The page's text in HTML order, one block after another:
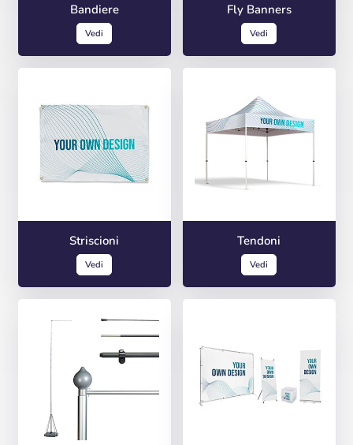
Bandiere
Vedi
Fly Banners
Vedi
Striscioni
Vedi
Tendoni
Vedi